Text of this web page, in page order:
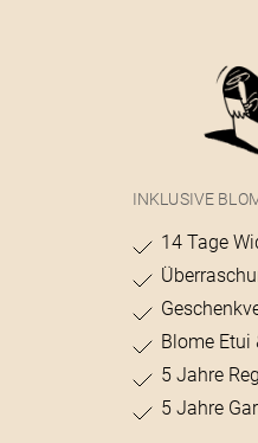
INKLUSIVE
14 Tage
Blome Etui
5 Jahre
5 Jahre